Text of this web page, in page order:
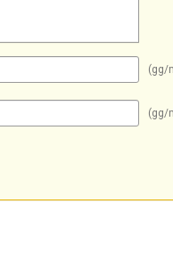
(gg/
(gg/